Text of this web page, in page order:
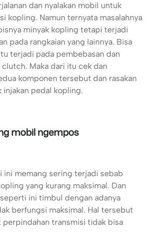
dan nyalakan mobil untuk
kopling. Namun ternyata masalahnya
minyak kopling tetapi terjadi
pada rangkaian yang lainnya. Bisa
terjadi pada pembebasan dan
Maka dari itu cek dan
komponen tersebut dan rasakan
injakan pedal kopling.
mobil ngempos
ini memang sering terjadi sebab
yang kurang maksimal. Dan
ini timbul dengan adanya
berfungsi maksimal. Hal tersebut
transmisi tidak bisa